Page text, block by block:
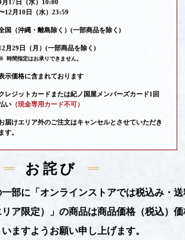
月17日（水）10:00
12月10日（水）23:59
国（沖縄・離島除く）(一部商品を除く)
月29日（月）(一部商品を除く)
時間指定はお承りできません。
示価格に含まれております
レジットカードまたは紀ノ国屋メンバーズカード1回
い（現金専用カード不可）
届けエリア外のご注文はキャンセルとさせていただき
ます。
お詫び
部に「オンラインストアでは税込み・
リア限定）」の商品は商品価格（税込）
ますようお願い申し上げます。